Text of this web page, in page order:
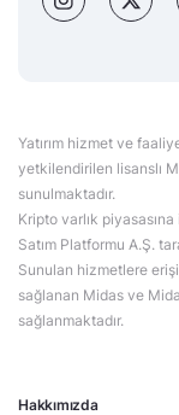
Hakkımızda
Yatırım hizmet ve
yetkilendirilen lisanslı
sunulmaktadır.
Kripto varlık
Satım Platformu A.Ş.
Sunulan hizmetlere
sağlanan Midas ve
sağlanmaktadır.